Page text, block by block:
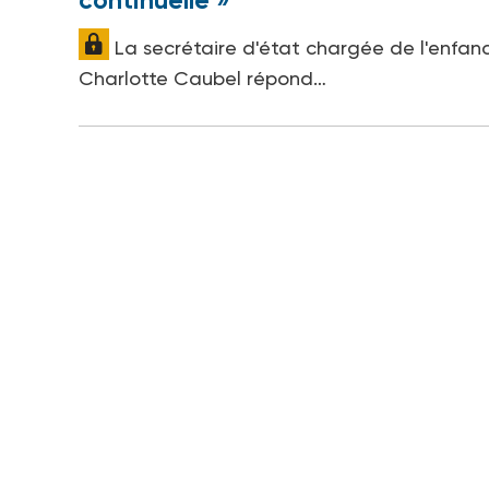
La secrétaire d'état chargée de
Charlotte Caubel répond…